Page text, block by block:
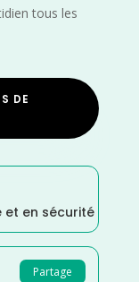
tous les
DE
en sécurité
Partage